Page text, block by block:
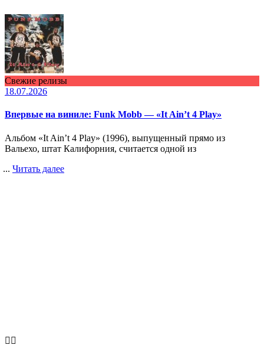
Свежие релизы
18.07.2026
Впервые на виниле: Funk Mobb — «It Ain’t 4 Play»
Альбом «It Ain’t 4 Play» (1996), выпущенный прямо из
Вальехо, штат Калифорния, считается одной из
... Читать далее
 